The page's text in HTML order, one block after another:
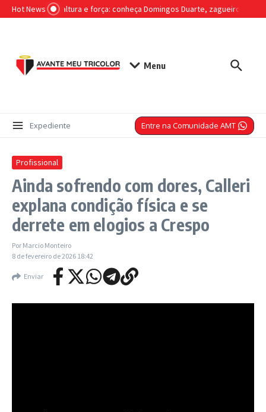
Ir para o conteúdo
Hot News
Liderança, altura e força: conheça Domingos Duarte, zagueiro que
Menu
Expediente Entre na Comunidade AMT
Profissional
Ainda sofrendo com dores, Calleri
explana condição física e se
derrete em elogios a Crespo
Por Marcio Monteiro
8 de fevereiro de 2026 18:42
Enviar